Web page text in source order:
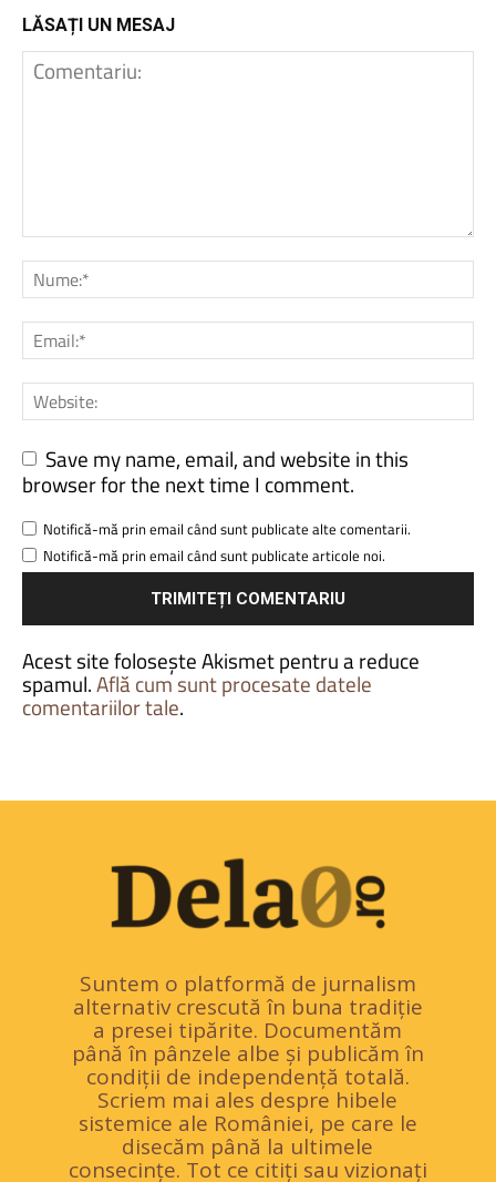
LĂSAȚI UN MESAJ
Save my name, email, and website in this
browser for the next time I comment.
Notifică-mă prin email când sunt publicate alte comentarii.
Notifică-mă prin email când sunt publicate articole noi.
Acest site folosește Akismet pentru a reduce
spamul.Află cum sunt procesate datele
comentariilor tale.
Suntem o platformă de jurnalism
alternativ crescută în buna tradiție
a presei tipărite. Documentăm
până în pânzele albe și publicăm în
condiții de independență totală.
Scriem mai ales despre hibele
sistemice ale României, pe care le
disecăm până la ultimele
consecințe. Tot ce citiți sau vizionați